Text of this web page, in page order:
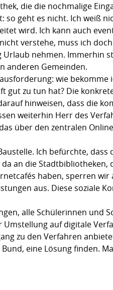
die die nochmalige
geht es nicht. Ich weiß
wird. Ich kann auch
verstehe, muss ich
nehmen. Immerhin
anderen Gemeinden.
wie
gut zu tun hat? Die
hinweisen, dass die
weiterhin Herr des
über den zentralen
Ich befürchte,
an die Stadtbibliotheken,
haben, sperren
aus. Diese soziale
alle Schülerinnen und
auf digitale
zu den Verfahren
eine Lösung finden.